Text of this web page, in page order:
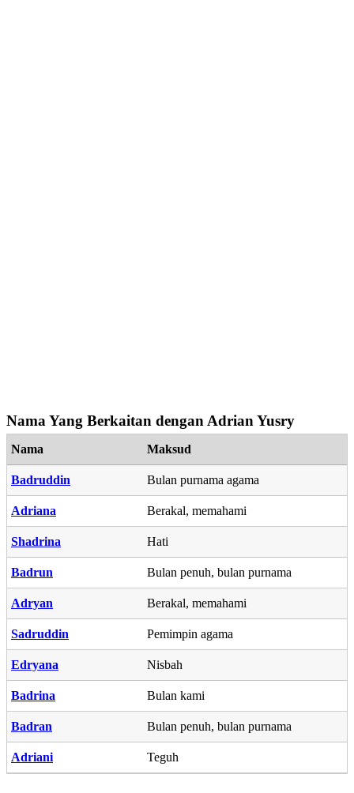
Nama Yang Berkaitan dengan Adrian Yusry
Nama Maksud
Badruddin Bulan purnama agama
Adriana Berakal, memahami
Shadrina Hati
Badrun Bulan penuh, bulan purnama
Adryan Berakal, memahami
Sadruddin Pemimpin agama
Edryana Nisbah
Badrina Bulan kami
Badran Bulan penuh, bulan purnama
Adriani Teguh